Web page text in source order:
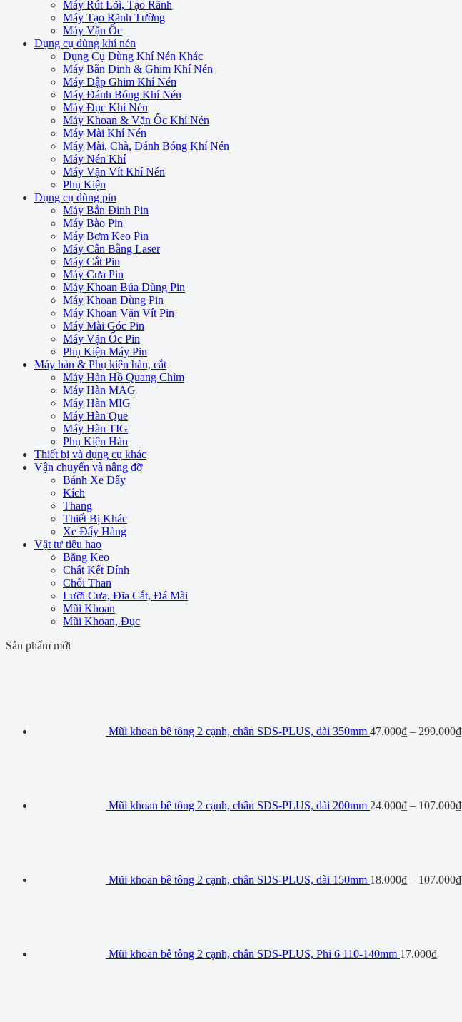
Máy Rút Lõi, Tạo Rãnh
Máy Tạo Rãnh Tường
Máy Vặn Ốc
Dụng cụ dùng khí nén
Dụng Cụ Dùng Khí Nén Khác
Máy Bắn Đinh & Ghim Khí Nén
Máy Dập Ghim Khí Nén
Máy Đánh Bóng Khí Nén
Máy Đục Khí Nén
Máy Khoan & Vặn Ốc Khí Nén
Máy Mài Khí Nén
Máy Mài, Chà, Đánh Bóng Khí Nén
Máy Nén Khí
Máy Vặn Vít Khí Nén
Phụ Kiện
Dụng cụ dùng pin
Máy Bắn Đinh Pin
Máy Bào Pin
Máy Bơm Keo Pin
Máy Cân Bằng Laser
Máy Cắt Pin
Máy Cưa Pin
Máy Khoan Búa Dùng Pin
Máy Khoan Dùng Pin
Máy Khoan Vặn Vít Pin
Máy Mài Góc Pin
Máy Vặn Ốc Pin
Phụ Kiện Máy Pin
Máy hàn & Phụ kiện hàn, cắt
Máy Hàn Hồ Quang Chìm
Máy Hàn MAG
Máy Hàn MIG
Máy Hàn Que
Máy Hàn TIG
Phụ Kiện Hàn
Thiết bị và dụng cụ khác
Vận chuyển và nâng đỡ
Bánh Xe Đẩy
Kích
Thang
Thiết Bị Khác
Xe Đẩy Hàng
Vật tư tiêu hao
Băng Keo
Chất Kết Dính
Chổi Than
Lưỡi Cưa, Đĩa Cắt, Đá Mài
Mũi Khoan
Mũi Khoan, Đục
Sản phẩm mới
Mũi khoan bê tông 2 cạnh, chân SDS-PLUS, dài 350mm 47.000₫ – 299.000₫
Mũi khoan bê tông 2 cạnh, chân SDS-PLUS, dài 200mm 24.000₫ – 107.000₫
Mũi khoan bê tông 2 cạnh, chân SDS-PLUS, dài 150mm 18.000₫ – 107.000₫
Mũi khoan bê tông 2 cạnh, chân SDS-PLUS, Phi 6 110-140mm 17.000₫